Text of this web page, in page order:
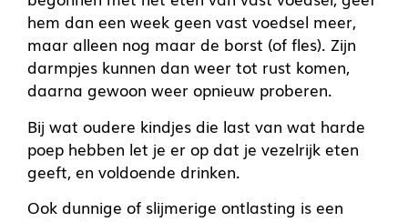
hem dan een week geen vast voedsel meer,
maar alleen nog maar de borst (of fles). Zijn
darmpjes kunnen dan weer tot rust komen,
daarna gewoon weer opnieuw proberen.
Bij wat oudere kindjes die last van wat harde
poep hebben let je er op dat je vezelrijk eten
geeft, en voldoende drinken.
Ook dunnige of slijmerige ontlasting is een